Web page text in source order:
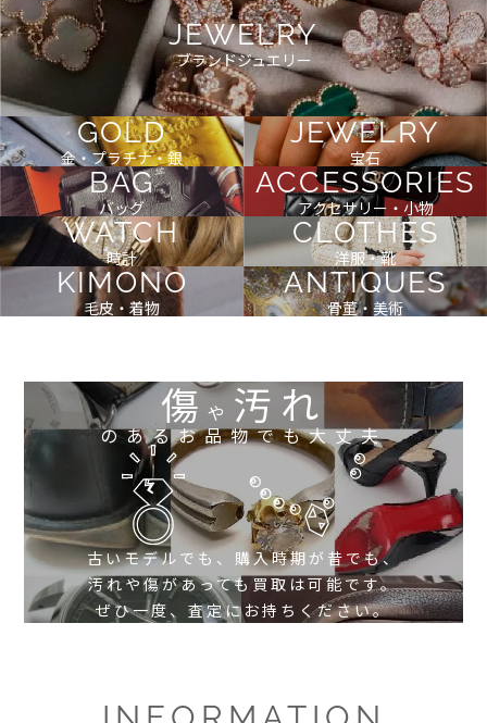
JEWELRY
ブランドジュエリー
GOLD
金・プラチナ・銀
JEWELRY
宝石
BAG
バッグ
ACCESSORIES
アクセサリー・小物
WATCH
時計
CLOTHES
洋服・靴
KIMONO
毛皮・着物
ANTIQUES
骨董・美術
傷や 汚れ
のあるお品物でも大丈夫
古いモデルでも、購入時期が昔でも、
汚れや傷があっても買取は可能です。
ぜひ一度、査定にお持ちください。